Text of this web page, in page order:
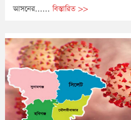
আসনের......বিস্তারিত >>